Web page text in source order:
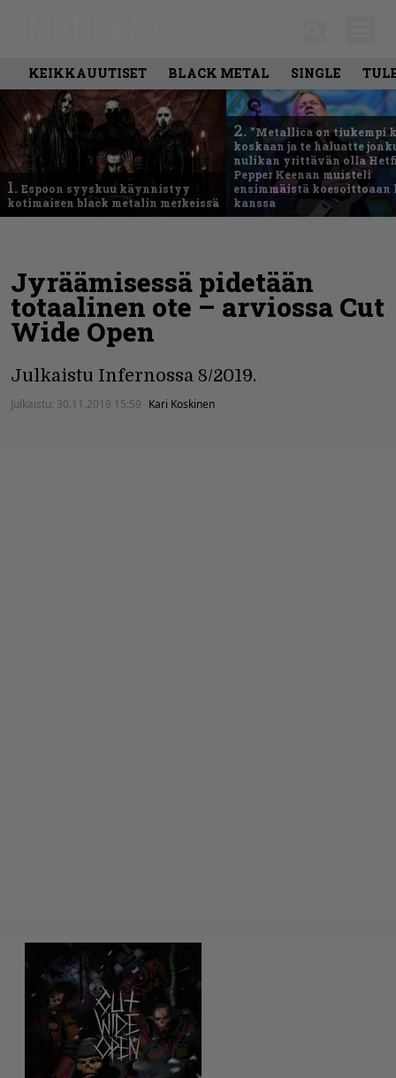
KEIKKAUUTISET BLACK METAL SINGLE
1. Espoon syyskuu käynnistyy
kotimaisen black metalin merkeissä
2. ”Metallica on tiukempi
koskaan ja te haluatte
nulikan yrittävän olla
Pepper Keenan muisteli
ensimmäistä
kanssa
Jyräämisessä pidetään
totaalinen ote – arviossa Cut
Wide Open
Julkaistu Infernossa 8/2019.
Julkaistu: 30.11.2019 15:59 Kari Koskinen